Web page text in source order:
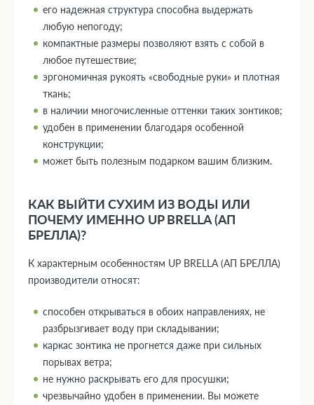
его надежная структура способна выдержать
любую непогоду;
компактные размеры позволяют взять с собой в
любое путешествие;
эргономичная рукоять «свободные руки» и плотная
ткань;
в наличии многочисленные оттенки таких зонтиков;
удобен в применении благодаря особенной
конструкции;
может быть полезным подарком вашим близким.
КАК ВЫЙТИ СУХИМ ИЗ ВОДЫ ИЛИ
ПОЧЕМУ ИМЕННО UP BRELLA (АП
БРЕЛЛА)?
К характерным особенностям UP BRELLA (АП БРЕЛЛА)
производители относят:
способен открываться в обоих направлениях, не
разбрызгивает воду при складывании;
каркас зонтика не прогнется даже при сильных
порывах ветра;
не нужно раскрывать его для просушки;
чрезвычайно удобен в применении. Вы можете